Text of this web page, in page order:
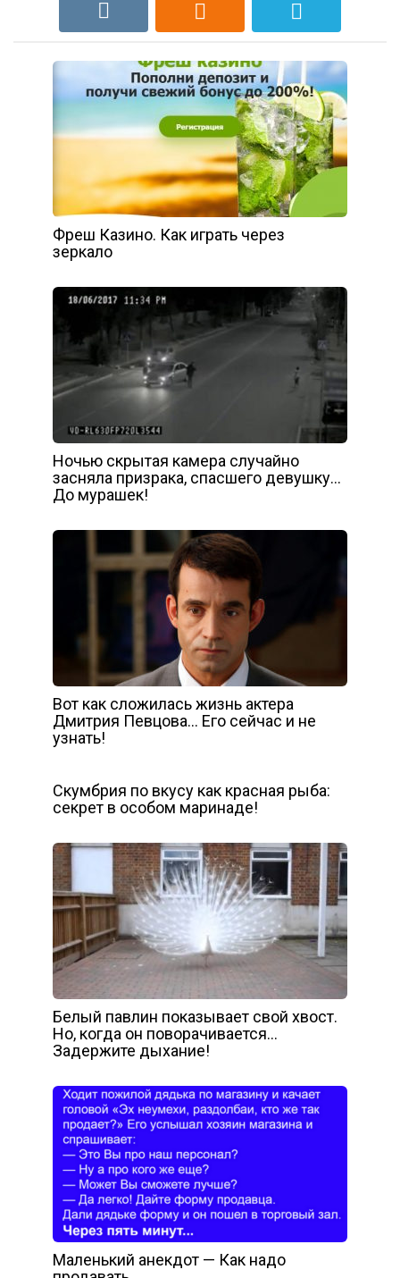
Фреш Казино. Как играть через
зеркало
Ночью скрытая камера случайно
засняла призрака, спасшего девушку…
До мурашек!
Вот как сложилась жизнь актера
Дмитрия Певцова… Его сейчас и не
узнать!
Скумбрия по вкусу как красная рыба:
секрет в особом маринаде!
Белый павлин показывает свой хвост.
Но, когда он поворачивается…
Задержите дыхание!
Маленький анекдот — Как надо